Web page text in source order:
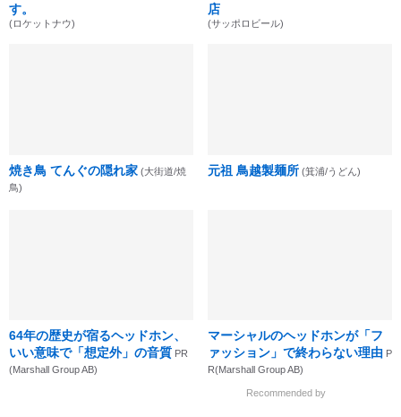
す。
(ロケットナウ)
店
(サッポロビール)
焼き鳥 てんぐの隠れ家 (大街道/焼
鳥)
元祖 鳥越製麺所 (箕浦/うどん)
64年の歴史が宿るヘッドホン、
いい意味で「想定外」の音質 PR
(Marshall Group AB)
マーシャルのヘッドホンが「フ
ァッション」で終わらない理由 P
R(Marshall Group AB)
Recommended by